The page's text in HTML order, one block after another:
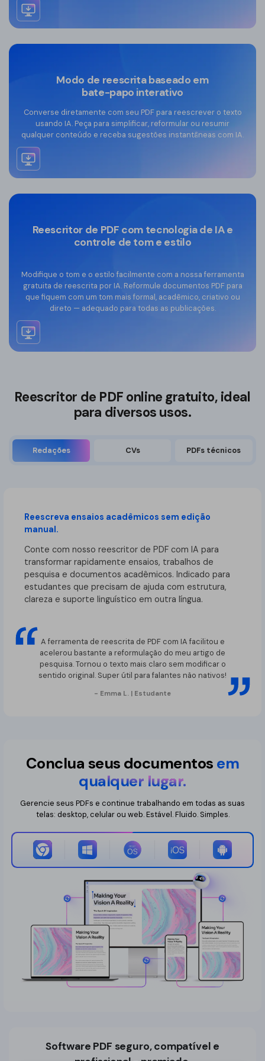
Modo de reescrita baseado em
bate-papo interativo
Converse diretamente com seu PDF para reescrever o texto
usando IA. Peça para simplificar, reformular ou resumir
qualquer conteúdo e receba sugestões instantâneas com IA.
Reescreva PDF com IA grátis
Reescritor de PDF com tecnologia de IA e
controle de tom e estilo
Modifique o tom e o estilo facilmente com a nossa ferramenta
gratuita de reescrita por IA. Reformule documentos PDF para
que fiquem com um tom mais formal, acadêmico, criativo ou
direto — adequado para todas as publicações.
Reescreva PDF com IA grátis
Reescritor de PDF online gratuito, ideal
para diversos usos.
Redações CVs PDFs técnicos
Reescreva ensaios acadêmicos sem edição
manual.
Conte com nosso reescritor de PDF com IA para
transformar rapidamente ensaios, trabalhos de
pesquisa e documentos acadêmicos. Indicado para
estudantes que precisam de ajuda com estrutura,
clareza e suporte linguístico em outra língua.
A ferramenta de reescrita de PDF com IA facilitou e
acelerou bastante a reformulação do meu artigo de
pesquisa. Tornou o texto mais claro sem modificar o
sentido original. Super útil para falantes não nativos!
- Emma L. | Estudante
Conclua seus documentos em
qualquer lugar.
Gerencie seus PDFs e continue trabalhando em todas as suas
telas: desktop, celular ou web. Estável. Fluido. Simples.
Software PDF seguro, compatível e